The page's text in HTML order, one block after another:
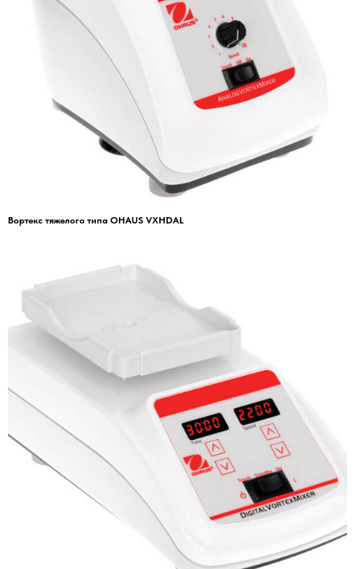
Вортекс тяжелого типа OHAUS VXHDAL